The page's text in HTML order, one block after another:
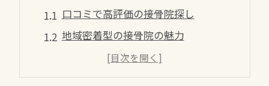
口コミで高評価の接骨院探し
地域密着型の接骨院の魅力
産後ケア専門の施術内容は
通いやすい接骨院の選び方